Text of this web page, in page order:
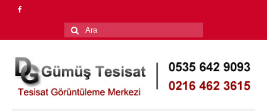
Şunu
ara: